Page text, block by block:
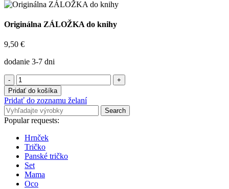
Originálna ZÁLOŽKA do knihy
9,50 €
dodanie 3-7 dni
množstvo
Originálna
ZÁLOŽKA
do
knihy
Pridať do košíka
Pridať do zoznamu želaní
Search
Popular requests:
Hrnček
Tričko
Panské tričko
Set
Mama
Oco